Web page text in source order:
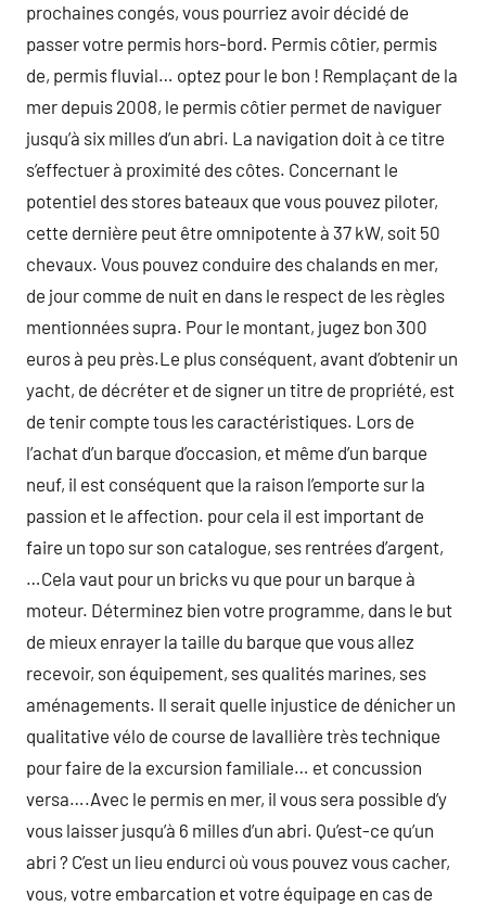
prochaines congés, vous pourriez avoir décidé de
passer votre permis hors-bord. Permis côtier, permis
de, permis fluvial… optez pour le bon ! Remplaçant de la
mer depuis 2008, le permis côtier permet de naviguer
jusqu’à six milles d’un abri. La navigation doit à ce titre
s’effectuer à proximité des côtes. Concernant le
potentiel des stores bateaux que vous pouvez piloter,
cette dernière peut être omnipotente à 37 kW, soit 50
chevaux. Vous pouvez conduire des chalands en mer,
de jour comme de nuit en dans le respect de les règles
mentionnées supra. Pour le montant, jugez bon 300
euros à peu près.Le plus conséquent, avant d’obtenir un
yacht, de décréter et de signer un titre de propriété, est
de tenir compte tous les caractéristiques. Lors de
l’achat d’un barque d’occasion, et même d’un barque
neuf, il est conséquent que la raison l’emporte sur la
passion et le affection. pour cela il est important de
faire un topo sur son catalogue, ses rentrées d’argent,
…Cela vaut pour un bricks vu que pour un barque à
moteur. Déterminez bien votre programme, dans le but
de mieux enrayer la taille du barque que vous allez
recevoir, son équipement, ses qualités marines, ses
aménagements. Il serait quelle injustice de dénicher un
qualitative vélo de course de lavallière très technique
pour faire de la excursion familiale… et concussion
versa….Avec le permis en mer, il vous sera possible d’y
vous laisser jusqu’à 6 milles d’un abri. Qu’est-ce qu’un
abri ? C’est un lieu endurci où vous pouvez vous cacher,
vous, votre embarcation et votre équipage en cas de